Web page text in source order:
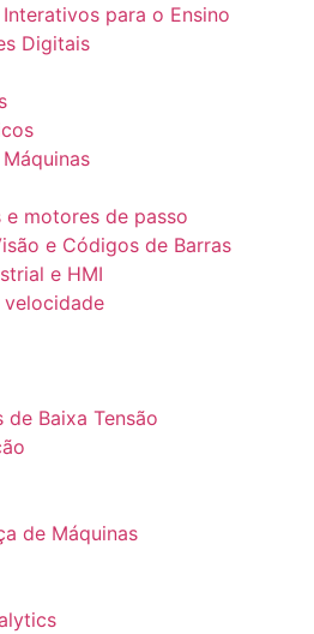
para o Ensino
Digitais
e motores de passo
e Códigos de Barras
e HMI
velocidade
de Baixa Tensão
de Máquinas